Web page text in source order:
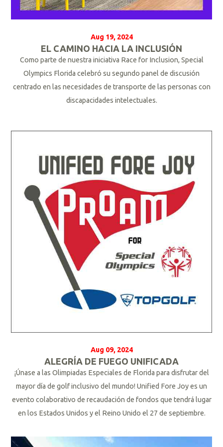
Aug 19, 2024
EL CAMINO HACIA LA INCLUSIÓN
Como parte de nuestra iniciativa Race for Inclusion, Special
Olympics Florida celebró su segundo panel de discusión
centrado en las necesidades de transporte de las personas con
discapacidades intelectuales.
L
Aug 09, 2024
ALEGRÍA DE FUEGO UNIFICADA
¡Únase a las Olimpiadas Especiales de Florida para disfrutar del
mayor día de golf inclusivo del mundo! Unified Fore Joy es un
evento colaborativo de recaudación de fondos que tendrá lugar
en los Estados Unidos y el Reino Unido el 27 de septiembre.
L